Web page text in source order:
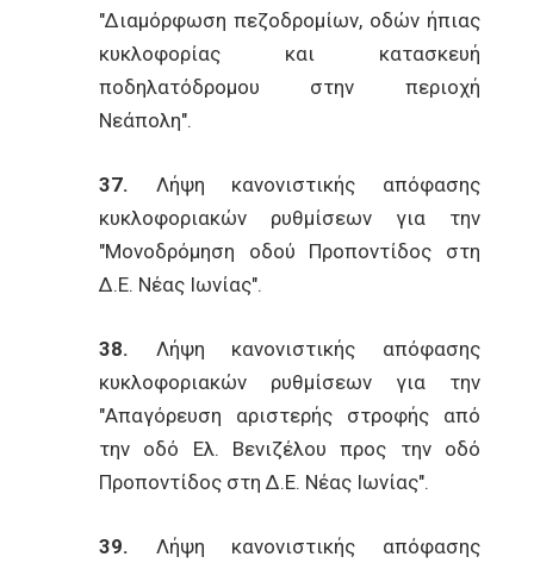
"Διαμόρφωση πεζοδρομίων, οδών ήπιας
κυκλοφορίας και κατασκευή
ποδηλατόδρομου στην περιοχή
Νεάπολη".
37. Λήψη κανονιστικής απόφασης
κυκλοφοριακών ρυθμίσεων για την
"Μονοδρόμηση οδού Προποντίδος στη
Δ.Ε. Νέας Ιωνίας".
38. Λήψη κανονιστικής απόφασης
κυκλοφοριακών ρυθμίσεων για την
"Απαγόρευση αριστερής στροφής από
την οδό Ελ. Βενιζέλου προς την οδό
Προποντίδος στη Δ.Ε. Νέας Ιωνίας".
39. Λήψη κανονιστικής απόφασης